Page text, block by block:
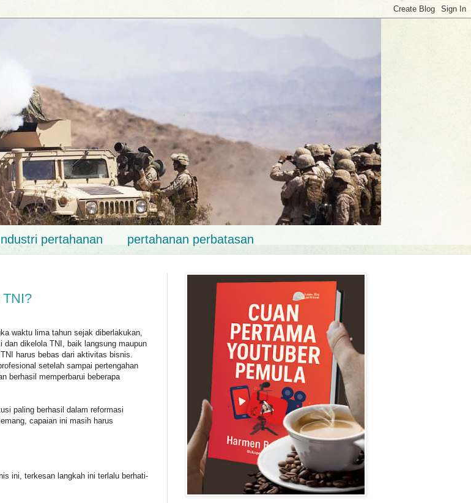
pertahanan pertahanan perbatasan
waktu lima tahun sejak diberlakukan,
dikelola TNI, baik langsung maupun
harus bebas dari aktivitas bisnis.
setelah sampai pertengahan
berhasil memperbarui beberapa
paling berhasil dalam reformasi
capaian ini masih harus
ini, terkesan langkah ini terlalu berhati-